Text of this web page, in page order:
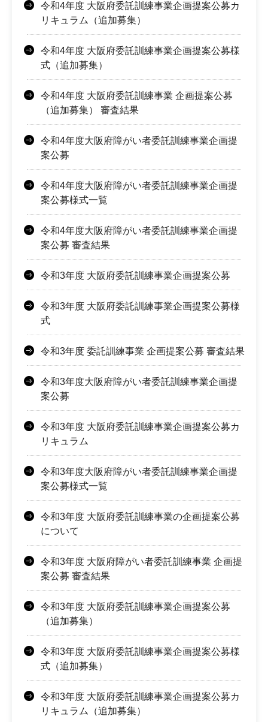
令和4年度 大阪府委託訓練事業企画提案公募カ
リキュラム（追加募集）
令和4年度 大阪府委託訓練事業企画提案公募様
式（追加募集）
令和4年度 大阪府委託訓練事業 企画提案公募
（追加募集） 審査結果
令和4年度大阪府障がい者委託訓練事業企画提
案公募
令和4年度大阪府障がい者委託訓練事業企画提
案公募様式一覧
令和4年度大阪府障がい者委託訓練事業企画提
案公募 審査結果
令和3年度 大阪府委託訓練事業企画提案公募
令和3年度 大阪府委託訓練事業企画提案公募様
式
令和3年度 委託訓練事業 企画提案公募 審査結果
令和3年度大阪府障がい者委託訓練事業企画提
案公募
令和3年度 大阪府委託訓練事業企画提案公募カ
リキュラム
令和3年度大阪府障がい者委託訓練事業企画提
案公募様式一覧
令和3年度 大阪府委託訓練事業の企画提案公募
について
令和3年度 大阪府障がい者委託訓練事業 企画提
案公募 審査結果
令和3年度 大阪府委託訓練事業企画提案公募
（追加募集）
令和3年度 大阪府委託訓練事業企画提案公募様
式（追加募集）
令和3年度 大阪府委託訓練事業企画提案公募カ
リキュラム（追加募集）